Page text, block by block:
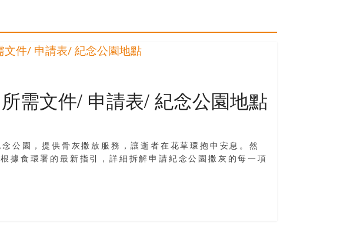
需文件/ 申請表/ 紀念公園地點
公園，提供骨灰撒放服務，讓逝者在花草環抱中安息。然
據食環署的最新指引，詳細拆解申請紀念公園撒灰的每一項